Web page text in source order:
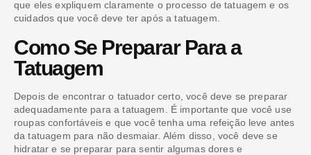
que eles expliquem claramente o processo de tatuagem e os
cuidados que você deve ter após a tatuagem.
Como Se Preparar Para a
Tatuagem
Depois de encontrar o tatuador certo, você deve se preparar
adequadamente para a tatuagem. É importante que você use
roupas confortáveis e que você tenha uma refeição leve antes
da tatuagem para não desmaiar. Além disso, você deve se
hidratar e se preparar para sentir algumas dores e